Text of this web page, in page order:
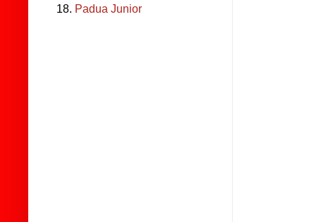
18. Padua Junior